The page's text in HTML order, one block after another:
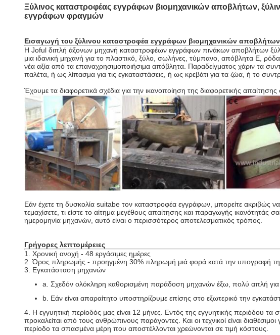
Ξύλινος καταστροφέας εγγράφων βιομηχανικών αποβλήτων,
εγγράφων φραγμών
Εισαγωγή του ξύλινου καταστροφέα εγγράφων βιομηχανικών
Η Joful διπλή άξονων μηχανή καταστροφέων εγγράφων πινάκων αποβλήτων
μια ιδανική μηχανή για το πλαστικό, ξύλο, σωλήνες, τύμπανο, απόβλητα Ε,
νέα αξία από τα επαναχρησιμοποιήσιμα απόβλητα. Παραδείγματος χάριν τα
παλέτα, ή ως λίπασμα για τις εγκαταστάσεις, ή ως κρεβάτι για τα ζώα, ή το
Έχουμε τα διαφορετικά σχέδια για την ικανοποίηση της διαφορετικής
Εάν έχετε τη δυσκολία suitabe τον καταστροφέα εγγράφων, μπορείτε ακριβώς
τεμαχίσετε, τι είστε το αίτημα μεγέθους απαίτησης και παραγωγής
ημερομηνία μηχανών, αυτό είναι ο περισσότερος αποτελεσματικός τρόπος.
Γρήγορες λεπτομέρειες
1. Χρονική ανοχή - 48 εργάσιμες ημέρες
2. Όρος πληρωμής - προηγμένη 30% πληρωμή μιά φορά κατά την υπογραφή
3. Εγκατάσταση μηχανών
a. Σχεδόν ολόκληρη καθορισμένη παράδοση μηχανών έξω, πολύ απλή για
b. Εάν είναι απαραίτητο υποστηρίζουμε επίσης στο εξωτερικό την
4. Η εγγυητική περίοδός μας είναι 12 μήνες. Εντός της εγγυητικής περιόδου
προκαλείται από τους ανθρώπινους παράγοντες. Και οι τεχνικοί είναι
περίοδο τα σπασμένα μέρη που αποστέλλονται χρεώνονται σε τιμή κόστους.